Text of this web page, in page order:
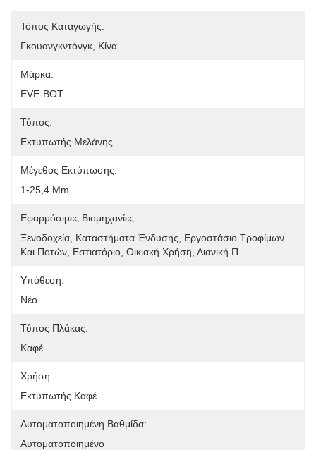
Τόπος Καταγωγής:
Γκουανγκντόνγκ, Κίνα
Μάρκα:
EVE-BOT
Τύπος:
Εκτυπωτής Μελάνης
Μέγεθος Εκτύπωσης:
1-25,4 Mm
Εφαρμόσιμες Βιομηχανίες:
Ξενοδοχεία, Καταστήματα Ένδυσης, Εργοστάσιο Τροφίμων
Και Ποτών, Εστιατόριο, Οικιακή Χρήση, Λιανική Π
Υπόθεση:
Νέο
Τύπος Πλάκας:
Καφέ
Χρήση:
Εκτυπωτής Καφέ
Αυτοματοποιημένη Βαθμίδα:
Αυτοματοποιημένο